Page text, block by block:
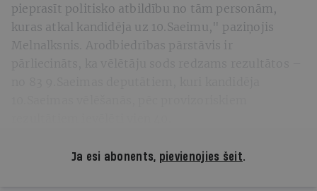
pieprasīt politisko atbildību no tām personām,
kuras atkal kandidēja uz 10.Saeimu," paziņojis
Melnalksnis. Arodbiedrības pārstāvis ir
Ja esi abonents, pievienojies šeit.